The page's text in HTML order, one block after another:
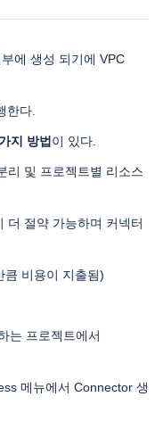
에 생성 되기에 VPC
한다.
지 방법 이 있다.
리 및 프로젝트별 리소스
더 절약 가능하며 커넥터
큼 비용이 지출됨)
는 프로젝트에서
메뉴에서 Connector 생